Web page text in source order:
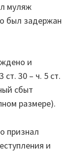
муляж
был задержан
и
30 – ч. 5 ст.
сбыт
размере).
признал
и